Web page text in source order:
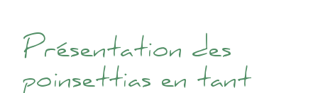
Présentation des
poinsettias en tant